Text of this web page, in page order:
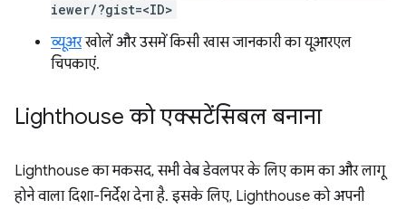
iewer/?gist=<ID>
व्यूअरखोलें और उसमें किसी खास जानकारी का यूआरएल
चिपकाएं.
Lighthouse को एक्सटेंसिबल बनाना
Lighthouse का मकसद, सभी वेब डेवलपर के लिए काम का और लागू
होने वाला दिशा-निर्देश देना है. इसके लिए, Lighthouse को अपनी